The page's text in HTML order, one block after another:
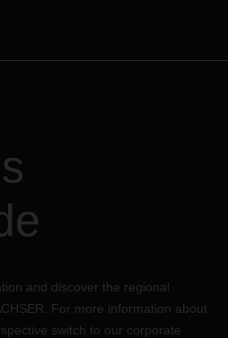
and discover the regional
For more information about
switch to our corporate